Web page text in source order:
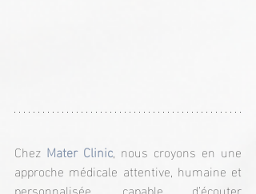
Chez Mater Clinic, nous croyons en une
approche médicale attentive, humaine et